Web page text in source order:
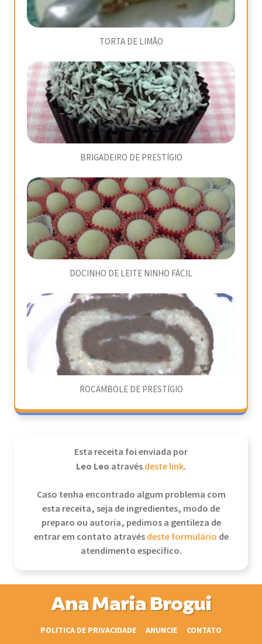
TORTA DE LIMÃO
BRIGADEIRO DE PRESTÍGIO
DOCINHO DE LEITE NINHO FÁCIL
ROCAMBOLE DE PRESTÍGIO
Esta receita foi enviada por
Leo Leo atravésdeste link.
Caso tenha encontrado algum problema com
esta receita, seja de ingredientes, modo de
preparo ou autoria, pedimos a gentileza de
entrar em contato atravésdeste formulário de
atendimento específico.
Ana Maria Brogui
POLITICA DE PRIVACIDADE ANUNCIE CONTATO